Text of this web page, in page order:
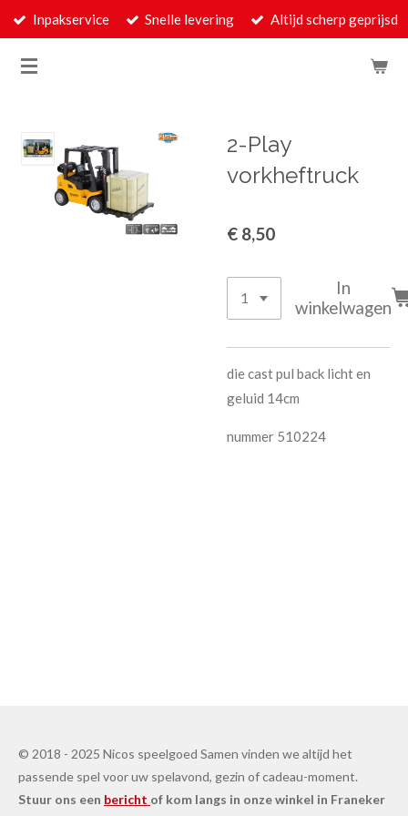
Ga
naar
Inpakservice Snelle levering Altijd scherp geprijsd
2-Play
vorkheftruck
€ 8,50
In
winkelwagen
die cast pul back licht en
geluid 14cm
nummer 510224
© 2018 - 2025 Nicos speelgoed Samen vinden we altijd het
passende spel voor uw spelavond, gezin of cadeau-moment.
Stuur ons een bericht of kom langs in onze winkel in Franeker